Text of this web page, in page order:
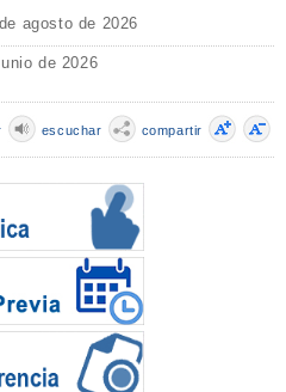
agosto de 2026
de 2026
compartir
escuchar